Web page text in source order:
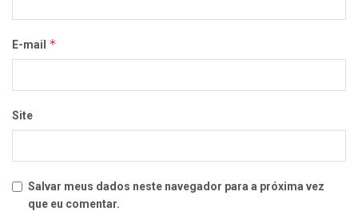
E-mail *
Site
Salvar meus dados neste navegador para a próxima vez
que eu comentar.